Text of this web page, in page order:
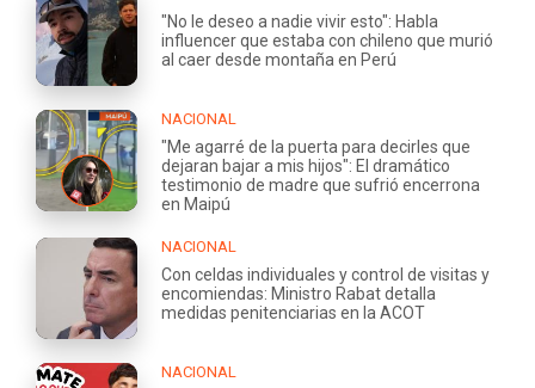
"No le deseo a nadie vivir esto": Habla
influencer que estaba con chileno que murió
al caer desde montaña en Perú
NACIONAL
"Me agarré de la puerta para decirles que
dejaran bajar a mis hijos": El dramático
testimonio de madre que sufrió encerrona
en Maipú
NACIONAL
Con celdas individuales y control de visitas y
encomiendas: Ministro Rabat detalla
medidas penitenciarias en la ACOT
NACIONAL